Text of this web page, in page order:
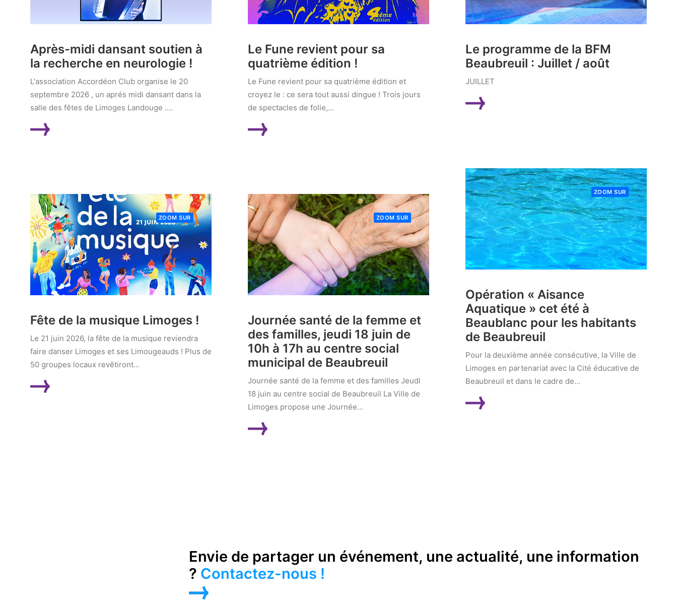
Après-midi dansant soutien à
la recherche en neurologie !
L'association Accordéon Club organise le 20
septembre 2026 , un aprés midi dansant dans la
salle des fêtes de Limoges Landouge .…
Le Fune revient pour sa
quatrième édition !
Le Fune revient pour sa quatrième édition et
croyez le : ce sera tout aussi dingue ! Trois jours
de spectacles de folie,…
Le programme de la BFM
Beaubreuil : Juillet / août
JUILLET
ZOOM SUR
Opération « Aisance
Aquatique » cet été à
Beaublanc pour les habitants
de Beaubreuil
Pour la deuxième année consécutive, la Ville de
Limoges en partenariat avec la Cité éducative de
Beaubreuil et dans le cadre de…
ZOOM SUR
Fête de la musique Limoges !
Le 21 juin 2026, la fête de la musique reviendra
faire danser Limoges et ses Limougeauds ! Plus de
50 groupes locaux revêtiront…
ZOOM SUR
Journée santé de la femme et
des familles, jeudi 18 juin de
10h à 17h au centre social
municipal de Beaubreuil
Journée santé de la femme et des familles Jeudi
18 juin au centre social de Beaubreuil La Ville de
Limoges propose une Journée…
Envie de partager un événement, une actualité, une information
? Contactez-nous !